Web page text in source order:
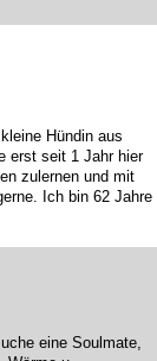
Hündin aus
erst seit 1 Jahr hier
zulernen und mit
Ich bin 62 Jahre
eine Soulmate,